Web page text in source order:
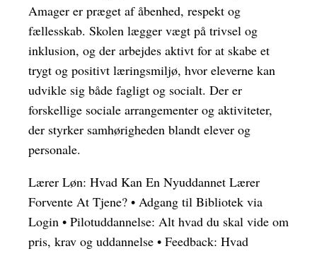
Amager er præget af åbenhed, respekt og
fællesskab. Skolen lægger vægt på trivsel og
inklusion, og der arbejdes aktivt for at skabe et
trygt og positivt læringsmiljø, hvor eleverne kan
udvikle sig både fagligt og socialt. Der er
forskellige sociale arrangementer og aktiviteter,
der styrker samhørigheden blandt elever og
personale.
Lærer Løn: Hvad Kan En Nyuddannet Lærer
Forvente At Tjene? • Adgang til Bibliotek via
Login • Pilotuddannelse: Alt hvad du skal vide om
pris, krav og uddannelse • Feedback: Hvad